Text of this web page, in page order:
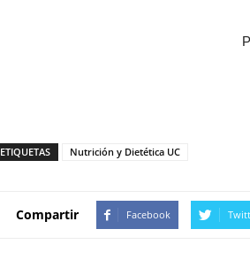
ETIQUETAS Nutrición y Dietética UC
Compartir Facebook